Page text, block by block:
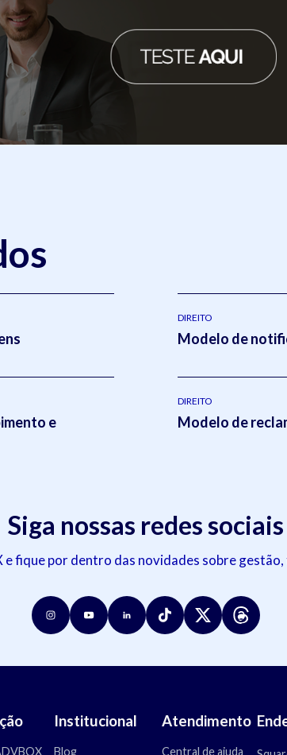
DIREITO
Modelo de
e
DIREITO
Modelo de
Siga nossas redes sociais
e fique por dentro das novidades sobre
Institucional
Blog
Atendimento
Central de ajuda